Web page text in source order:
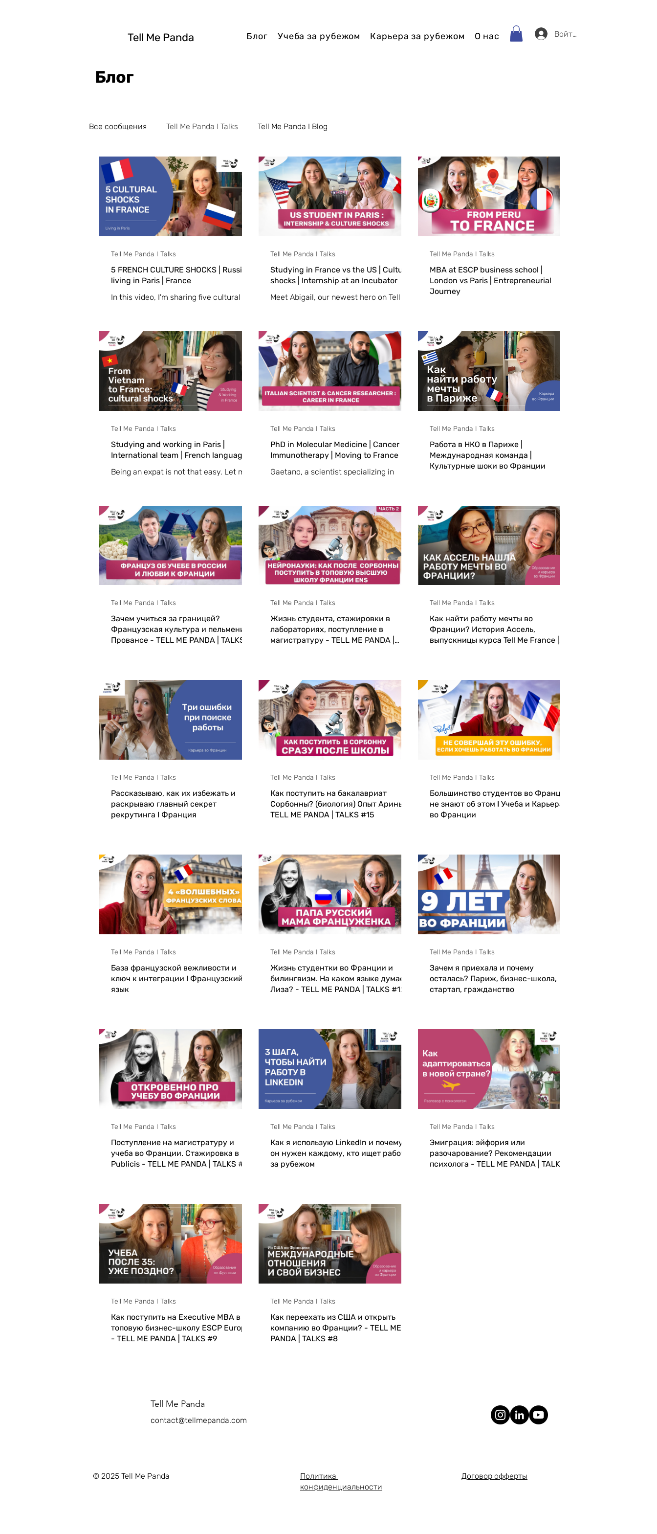
Войти
Tell Me Panda Блог Учеба за рубежом Карьера за рубежом О нас
Блог
Все сообщения Tell Me Panda I Talks Tell Me Panda I Blog
5 FRENCH CULTURE SHOCKS | Russian
living in Paris | France
In this video, I'm sharing five cultural
get started!
Tell Me Panda I Talks
Studying in France vs the US | Culture
shocks | Internship at an Incubator
Meet Abigail, our newest hero on Tell Me
Young University.
Tell Me Panda I Talks
MBA at ESCP business school |
London vs Paris | Entrepreneurial
Journey
from Peru to France, where she
pursued an MBA at ESCP Busine
Tell Me Panda I Talks
Studying and working in Paris |
International team | French language
Being an expat is not that easy. Let me
Product Manager at Here Techn
Tell Me Panda I Talks
PhD in Molecular Medicine | Cancer |
Immunotherapy | Moving to France
Gaetano, a scientist specializing in
Tell Me Panda I Talks
Работа в НКО в Париже |
Международная команда |
Культурные шоки во Франции
менеджером по управлению
персоналом в The Wellbeing Project.
Она переехала во
Tell Me Panda I Talks
Зачем учиться за границей?
Французская культура и пельмени в
Провансе - TELL ME PANDA | TALKS
Tell Me Panda I Talks
Жизнь студента, стажировки в
лабораториях, поступление в
магистратуру - TELL ME PANDA |
Tell Me Panda I Talks
Как найти работу мечты во
Франции? История Ассель,
выпускницы курса Tell Me France |
Tell Me Panda I Talks
Рассказываю, как их избежать и
раскрываю главный секрет
рекрутинга I Франция
Tell Me Panda I Talks
Как поступить на бакалавриат
Сорбонны? (биология) Опыт Арины -
TELL ME PANDA | TALKS #15
Tell Me Panda I Talks
Большинство студентов во Франции
не знают об этом I Учеба и Карьера
во Франции
Tell Me Panda I Talks
База французской вежливости и
ключ к интеграции I Французский
язык
Tell Me Panda I Talks
Жизнь студентки во Франции и
билингвизм. На каком языке думает
Лиза? - TELL ME PANDA | TALKS #12
Tell Me Panda I Talks
Зачем я приехала и почему
осталась? Париж, бизнес-школа,
стартап, гражданство
Tell Me Panda I Talks
Поступление на магистратуру и
учеба во Франции. Стажировка в
Publicis - TELL ME PANDA | TALKS #11
Tell Me Panda I Talks
Как я использую LinkedIn и почему
он нужен каждому, кто ищет работу
за рубежом
Tell Me Panda I Talks
Эмиграция: эйфория или
разочарование? Рекомендации
психолога - TELL ME PANDA | TALKS
Tell Me Panda I Talks
Как поступить на Executive MBA в
топовую бизнес-школу ESCP Europe
- TELL ME PANDA | TALKS #9
Tell Me Panda I Talks
Как переехать из США и открыть
компанию во Франции? - TELL ME
PANDA | TALKS #8
Tell Me Panda I Talks
Tell Me Panda
contact@tellmepanda.com
© 2025 Tell Me Panda
Политика
конфиденциальности
Договор офферты